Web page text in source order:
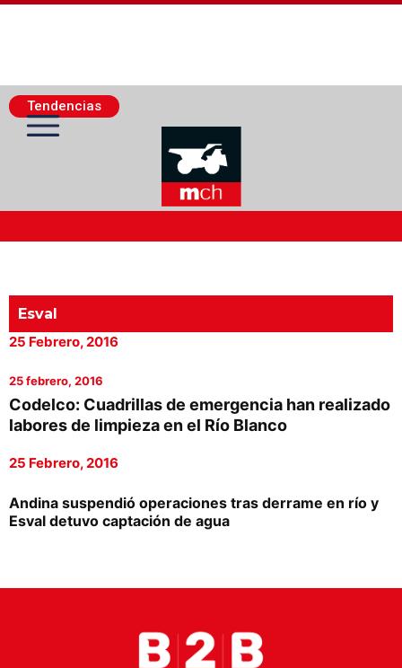
Tendencias
Actualidad Minera
Minería Superficie
Proveedores
Canal Digital
Columnas de Opinión
Designaciones
Esval
25 Febrero, 2016
25 febrero, 2016
Codelco: Cuadrillas de emergencia han realizado
labores de limpieza en el Río Blanco
25 Febrero, 2016
Andina suspendió operaciones tras derrame en río y
Esval detuvo captación de agua